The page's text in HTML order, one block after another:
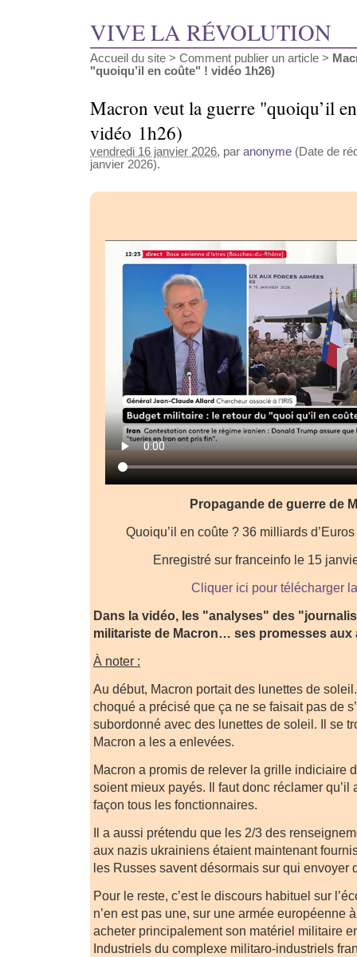
VIVE LA RÉVOLUTION
Accueil du site > Comment publier un article >
"quoiqu’il en coûte" ! vidéo 1h26)
Macron veut la guerre "quoiqu’il
vidéo 1h26)
vendredi 16 janvier 2026, par anonyme (Date de
janvier 2026).
Propagande de guerre de
Quoiqu’il en coûte ? 36 milliards
Enregistré sur franceinfo le 15
Cliquer ici pour télécharger
Dans la vidéo, les "analyses" des
militariste de Macron… ses promesses aux
À noter :
Au début, Macron portait des lunettes de
choqué a précisé que ça ne se faisait pas de
subordonné avec des lunettes de soleil. Il se
Macron a les a enlevées.
Macron a promis de relever la grille indiciaire
soient mieux payés. Il faut donc réclamer qu’il
façon tous les fonctionnaires.
Il a aussi prétendu que les 2/3 des
aux nazis ukrainiens étaient maintenant
les Russes savent désormais sur qui envoyer
Pour le reste, c’est le discours habituel sur
n’en est pas une, sur une armée européenne
acheter principalement son matériel militaire
Industriels du complexe militaro-industriels